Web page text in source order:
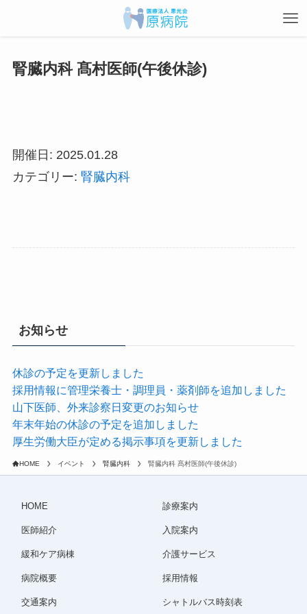
腎臓内科 髙村医師(午後休診)
開催日: 2025.01.28
カテゴリー: 腎臓内科
お知らせ
休診の予定を更新しました
採用情報に管理栄養士・調理員・薬剤師を追加しました
山下医師、外来診察日変更のお知らせ
年末年始の休診の予定を追加しました
厚生労働大臣が定める掲示事項を更新しました
HOME イベント 腎臓内科 腎臓内科 髙村医師(午後休診)
HOME 診療案内
医師紹介 入院案内
緩和ケア病棟 介護サービス
病院概要 採用情報
交通案内 シャトルバス時刻表